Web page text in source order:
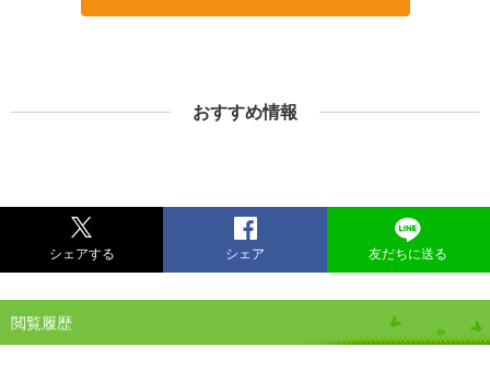
おすすめ情報
シェアする シェア 友だちに送る
閲覧履歴